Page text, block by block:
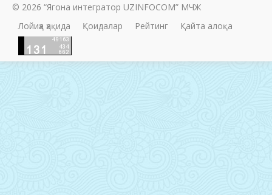
© 2026 “Ягона интегратор UZINFOCOM” МЧЖ
Лойиҳа ҳақида
Қоидалар Рейтинг Қайта алоқа